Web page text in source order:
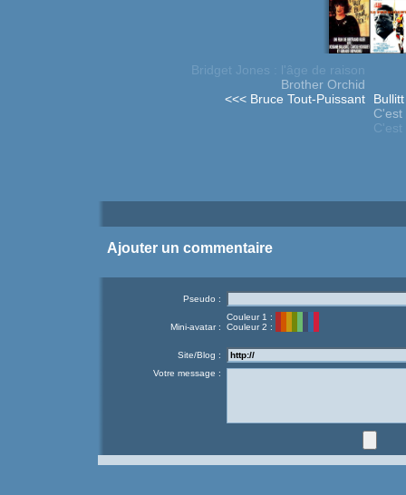
Bridget Jones : l'âge de raison
Brother Orchid
<<< Bruce Tout-Puissant
C'est
Ajouter un commentaire
Pseudo :
Mini-avatar :
Couleur 1 :
Couleur 2 :
Site/Blog :
Votre message :